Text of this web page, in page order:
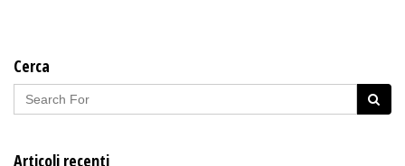
Cerca
Articoli recenti